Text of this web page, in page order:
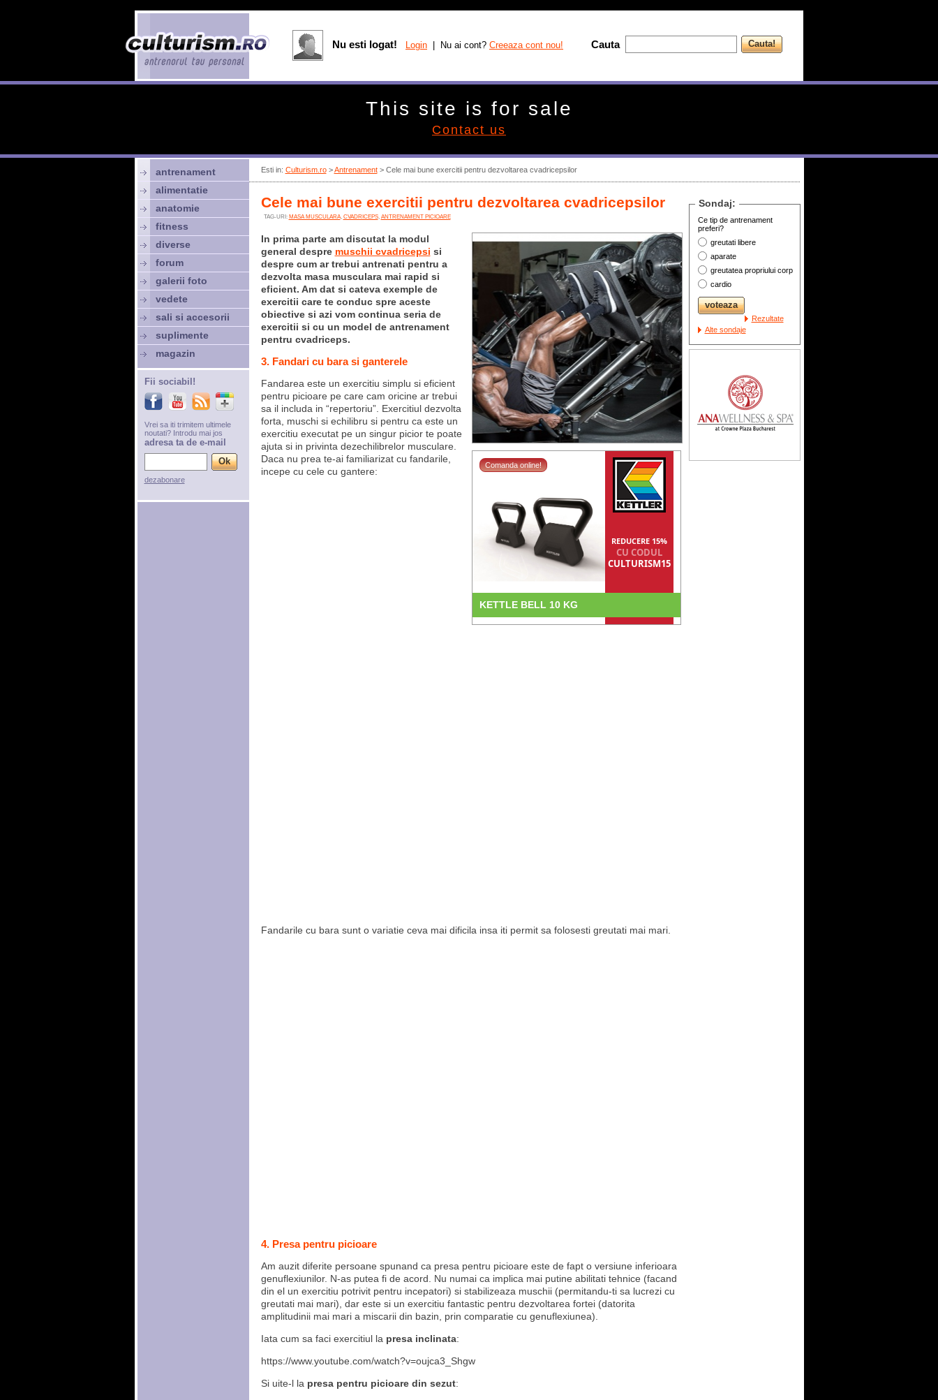
Esti in: Culturism.ro>Antrenament> Cele mai bune exercitii pentru dezvoltarea cvadricepsilor
Cele mai bune exercitii pentru dezvoltarea cvadricepsilor
TAG-URI: MASA MUSCULARA, CVADRICEPS, ANTRENAMENT PICIOARE
Comanda online!
REDUCERE 15%
CU CODUL
CULTURISM15
KETTLE BELL 10 KG
In prima parte am discutat la modul
general despre muschii cvadricepsi si
despre cum ar trebui antrenati pentru a
dezvolta masa musculara mai rapid si
eficient. Am dat si cateva exemple de
exercitii care te conduc spre aceste
obiective si azi vom continua seria de
exercitii si cu un model de antrenament
pentru cvadriceps.
3. Fandari cu bara si ganterele
Fandarea este un exercitiu simplu si eficient
pentru picioare pe care cam oricine ar trebui
sa il includa in “repertoriu”. Exercitiul dezvolta
forta, muschi si echilibru si pentru ca este un
exercitiu executat pe un singur picior te poate
ajuta si in privinta dezechilibrelor musculare.
Daca nu prea te-ai familiarizat cu fandarile,
incepe cu cele cu gantere:
Fandarile cu bara sunt o variatie ceva mai dificila insa iti permit sa folosesti greutati mai mari.
4. Presa pentru picioare
Am auzit diferite persoane spunand ca presa pentru picioare este de fapt o versiune inferioara
genuflexiunilor. N-as putea fi de acord. Nu numai ca implica mai putine abilitati tehnice (facand
din el un exercitiu potrivit pentru incepatori) si stabilizeaza muschii (permitandu-ti sa lucrezi cu
greutati mai mari), dar este si un exercitiu fantastic pentru dezvoltarea fortei (datorita
amplitudinii mai mari a miscarii din bazin, prin comparatie cu genuflexiunea).
Iata cum sa faci exercitiul la presa inclinata:
https://www.youtube.com/watch?v=oujca3_Shgw
Si uite-l la presa pentru picioare din sezut:
Sondaj:
Ce tip de antrenament
preferi?
greutati libere
aparate
greutatea propriului corp
cardio
Rezultate
Alte sondaje
antrenament
alimentatie
anatomie
fitness
diverse
forum
galerii foto
vedete
sali si accesorii
suplimente
magazin
Fii sociabil!
Vrei sa iti trimitem ultimele
noutati? Introdu mai jos
adresa ta de e-mail
dezabonare
Nu esti logat! Login | Nu ai cont? Creeaza cont nou! Cauta
This site is for sale
Contact us